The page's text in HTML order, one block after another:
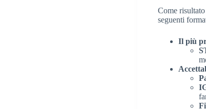
Come
seguenti
Il più